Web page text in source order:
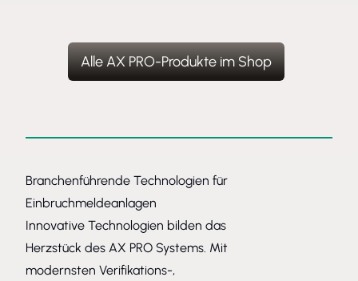
Alle AX PRO-Produkte im Shop
Branchenführende Technologien für
Einbruchmeldeanlagen
Innovative Technologien bilden das
Herzstück des AX PRO Systems. Mit
modernsten Verifikations-,